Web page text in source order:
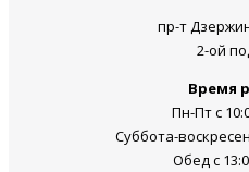
пр-т
2-ой
Время
Пн-Пт с
Суббота-
Обед с